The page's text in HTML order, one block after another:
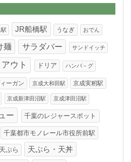
JR船橋駅 うなぎ おでん
麺 サラダバー サンドイッチ
ウト ドリア ハンバ－グ
ーガン 京成大和田駅 京成実籾駅
京成新津田沼駅 京成津田沼駅
ー 千葉のレジャースポット
千葉都市モノレール市役所前駅
天ぷら 天ぷら・天丼